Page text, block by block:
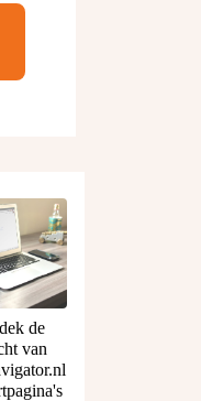
de
van